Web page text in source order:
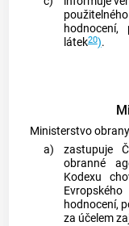
hodnocení,
látek20).
Ministerstvo obrany
a)
zastupuje
obranné
Kodexu
hodnocení,
za účelem